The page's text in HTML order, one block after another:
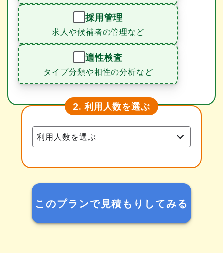
採用管理
求人や候補者の管理など
適性検査
タイプ分類や相性の分析など
2. 利用人数を選ぶ
このプランで見積もりしてみる